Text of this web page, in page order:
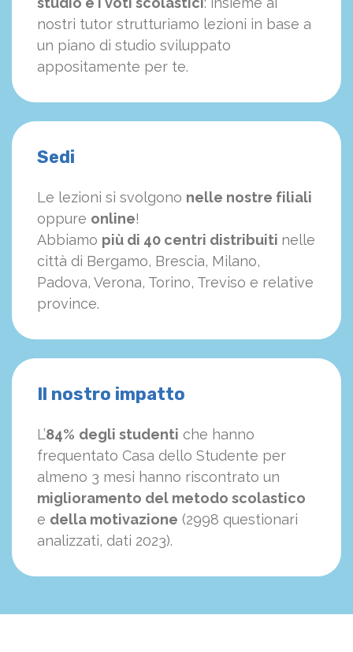
nostri tutor strutturiamo lezioni in base a
un piano di studio sviluppato
appositamente per te.
Sedi
Le lezioni si svolgono nelle nostre filiali
oppure online!
Abbiamo più di 40 centri distribuiti nelle
città di Bergamo, Brescia, Milano,
Padova, Verona, Torino, Treviso e relative
province.
Il nostro impatto
L’84% degli studenti che hanno
frequentato Casa dello Studente per
almeno 3 mesi hanno riscontrato un
miglioramento del metodo scolastico
e della motivazione (2998 questionari
analizzati, dati 2023).